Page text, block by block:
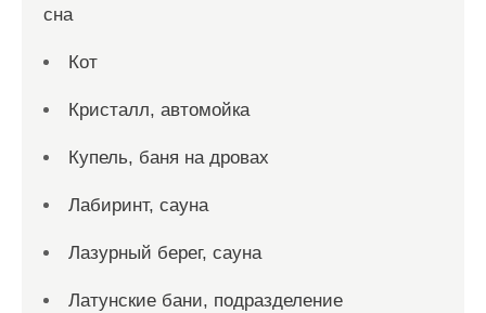
сна
Кот
Кристалл, автомойка
Купель, баня на дровах
Лабиринт, сауна
Лазурный берег, сауна
Латунские бани, подразделение